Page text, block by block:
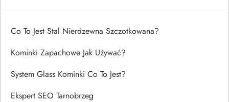
Co To Jest Stal Nierdzewna Szczotkowana?
Kominki Zapachowe Jak Używać?
System Glass Kominki Co To Jest?
Ekspert SEO Tarnobrzeg